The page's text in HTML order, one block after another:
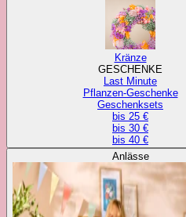
Kränze
GESCHENKE
Last Minute
Pflanzen-Geschenke
Geschenksets
bis 25 €
bis 30 €
bis 40 €
Anlässe